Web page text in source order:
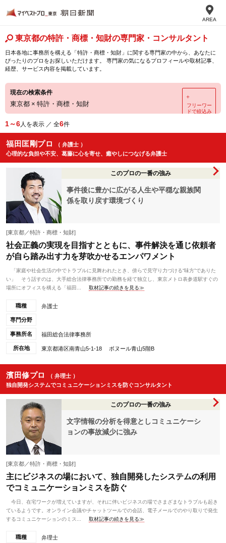
AREA
東京都の特許・商標・知財の専門家・コンサルタント
日本各地に事務所を構える「特許・商標・知財」に関する専門家の中から、あなたに
ぴったりのプロをお探しいただけます。 専門家の気になるプロフィールや取材記事、
経歴、サービス内容を掲載しています。
現在の検索条件
東京都 × 特許・商標・知財
＋
フリーワー
ドで絞込み
1～6人を表示 ／ 全6件
福田匡剛プロ
（ 弁護士 ）
心理的な負担や不安、葛藤に心を寄せ、癒やしにつなげる弁護士
このプロの一番の強み
事件後に豊かに広がる人生や平穏な親族関
係を取り戻す環境づくり
[東京都／特許・商標・知財]
社会正義の実現を目指すとともに、事件解決を通じ依頼者
が自ら踏み出す力を芽吹かせるエンパワメント
「家庭や社会生活の中でトラブルに見舞われたとき、傍らで見守り力づける“味方”でありた
い」 そう話すのは、大手総合法律事務所での勤務を経て独立し、東京メトロ表参道駅すぐの
場所にオフィスを構える「福田...
取材記事の続きを見る≫
職種 弁護士
専門分野
事務所名 福田総合法律事務所
所在地 東京都港区南青山5-1-18 ボヌール青山5階B
濱田修プロ
（ 弁理士 ）
独自開発システムでコミュニケーションミスを防ぐコンサルタント
このプロの一番の強み
文字情報の分析を得意としコミュニケーシ
ョンの事故減少に強み
[東京都／特許・商標・知財]
主にビジネスの場において、独自開発したシステムの利用
でコミュニケーションミスを防ぐ
今日、在宅ワークが増えていますが、それに伴いビジネスの場でさまざまなトラブルも起き
ているようです。オンライン会議やチャットツールでの会話、電子メールでのやり取りで発生
するコミュニケーションのミス...
取材記事の続きを見る≫
職種 弁理士